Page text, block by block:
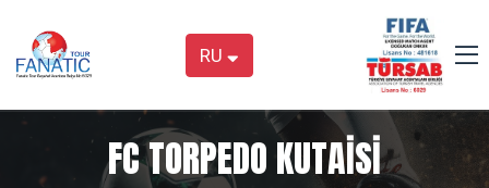
RU
FC TORPEDO KUTAİSİ